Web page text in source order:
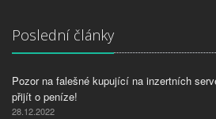
Poslední články
Pozor na falešné kupující na inzertních
přijít o peníze!
28.12.2022